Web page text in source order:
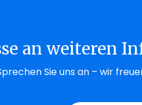
an weiteren
Sie uns an – wir